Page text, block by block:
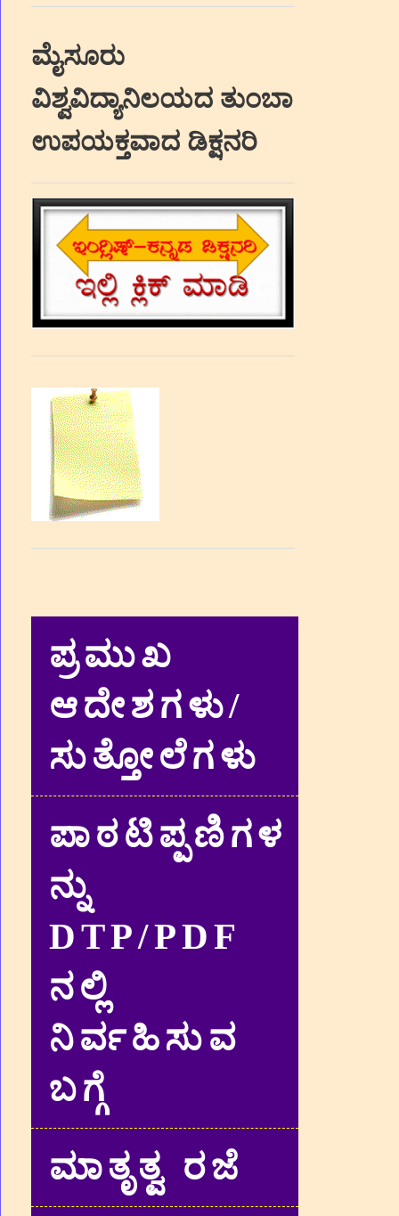
ಮೈಸೂರು
ವಿಶ್ವವಿದ್ಯಾನಿಲಯದ ತುಂಬಾ
ಉಪಯಕ್ತವಾದ ಡಿಕ್ಷನರಿ
ಪ್ರಮುಖ
ಆದೇಶಗಳು/
ಸುತ್ತೋಲೆಗಳು
ಪಾಠಟಿಪ್ಪಣಿಗಳ
ನ್ನು
DTP/PDF
ನಲ್ಲಿ
ನಿರ್ವಹಿಸುವ
ಬಗ್ಗೆ
ಮಾತೃತ್ವ ರಜೆ